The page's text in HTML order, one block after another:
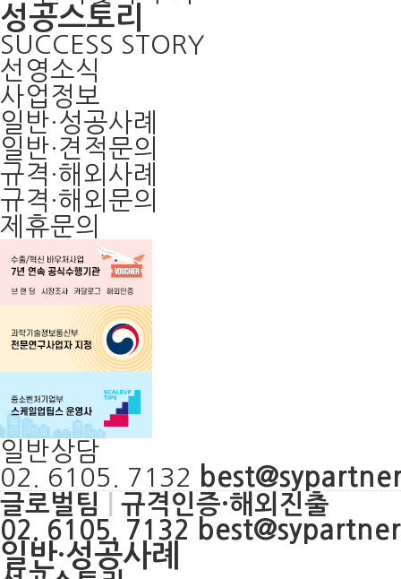
성공스토리
SUCCESS STORY
선영소식
사업정보
일반·성공사례
일반·견적문의
규격·해외사례
규격·해외문의
제휴문의
일반상담
02. 6105. 7132
글로벌팀
규격인증·해외진출
02. 6105. 7132
일반·성공사례